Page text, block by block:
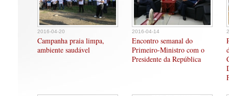
2016-04-20
Campanha praia limpa,
ambiente saudável
2016-04-14
Encontro semanal do
Primeiro-Ministro com o
Presidente da República